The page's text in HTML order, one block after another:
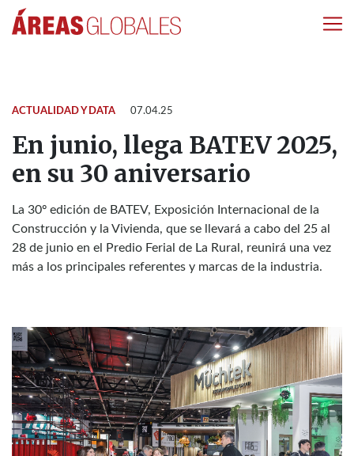
ACTUALIDAD Y DATA 07.04.25
En junio, llega BATEV 2025,
en su 30 aniversario
La 30º edición de BATEV, Exposición Internacional de la
Construcción y la Vivienda, que se llevará a cabo del 25 al
28 de junio en el Predio Ferial de La Rural, reunirá una vez
más a los principales referentes y marcas de la industria.